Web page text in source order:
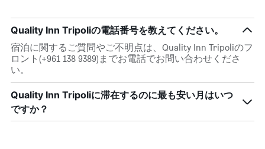
Quality Inn Tripoliの電話番号を教えてください。
宿泊に関するご質問やご不明点は、Quality Inn Tripoliのフ
ロント(+961 138 9389)までお電話でお問い合わせくださ
い。
Quality Inn Tripoli​に滞在するのに最も安い月はいつ
ですか？